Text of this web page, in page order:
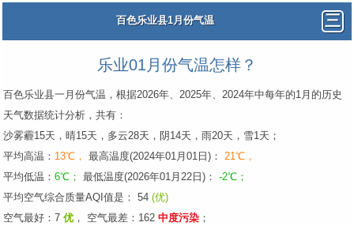
百色乐业县1月份气温
乐业01月份气温怎样？
百色乐业县一月份气温，根据2026年、2025年、2024年中每年的1月的历史
天气数据统计分析，共有：
沙雾霾15天，晴15天，多云28天，阴14天，雨20天，雪1天；
平均高温： 13℃， 最高温度(2024年01月01日)： 21℃，
平均低温： 6℃； 最低温度(2026年01月22日)： -2℃；
平均空气综合质量AQI值是： 54 (优)
空气最好：7 优 ， 空气最差：162 中度污染 ；